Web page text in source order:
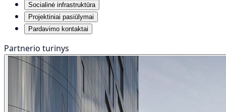
Socialinė infrastruktūra
Projektiniai pasiūlymai
Pardavimo kontaktai
Partnerio turinys